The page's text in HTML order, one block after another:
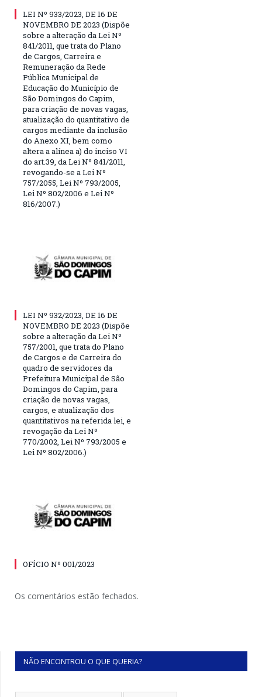
LEI Nº 933/2023, DE 16 DE
NOVEMBRO DE 2023 (Dispõe
sobre a alteração da Lei Nº
841/2011, que trata do Plano
de Cargos, Carreira e
Remuneração da Rede
Pública Municipal de
Educação do Município de
São Domingos do Capim,
para criação de novas vagas,
atualização do quantitativo de
cargos mediante da inclusão
do Anexo XI, bem como
altera a alínea a) do inciso VI
do art.39, da Lei Nº 841/2011,
revogando-se a Lei Nº
757/2055, Lei Nº 793/2005,
Lei Nº 802/2006 e Lei Nº
816/2007.)
LEI Nº 932/2023, DE 16 DE
NOVEMBRO DE 2023 (Dispõe
sobre a alteração da Lei Nº
757/2001, que trata do Plano
de Cargos e de Carreira do
quadro de servidores da
Prefeitura Municipal de São
Domingos do Capim, para
criação de novas vagas,
cargos, e atualização dos
quantitativos na referida lei, e
revogação da Lei Nº
770/2002, Lei Nº 793/2005 e
Lei Nº 802/2006.)
OFÍCIO Nº 001/2023
Os comentários estão fechados.
NÃO ENCONTROU O QUE QUERIA?